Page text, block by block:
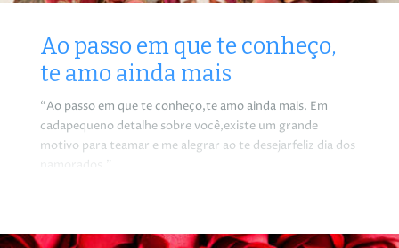
Ao passo em que te conheço,
te amo ainda mais
“Ao passo em que te conheço,te amo ainda mais. Em
cadapequeno detalhe sobre você,existe um grande
motivo para teamar e me alegrar ao te desejarfeliz dia dos
namorados.”